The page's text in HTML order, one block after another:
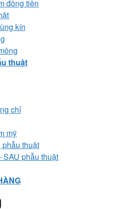
đồng tiền
kín
thuật
chỉ
mỹ
thuật
phẫu thuật